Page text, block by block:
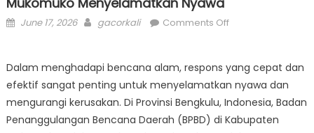
Posted
June 17, 2026 Author
gacorkali Comments Offon
ke
Aksi:
Cara
BPBD
Dalam menghadapi bencana alam, respons yang cepat dan
efektif sangat penting untuk menyelamatkan nyawa dan
mengurangi kerusakan. Di Provinsi Bengkulu, Indonesia, Badan
Penanggulangan Bencana Daerah (BPBD) di Kabupaten